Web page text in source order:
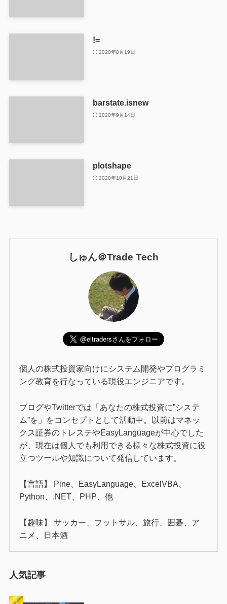
!=
2020年8月19日
barstate.isnew
2020年9月14日
plotshape
2020年10月21日
しゅん＠Trade Tech
個人の株式投資家向けにシステム開発やプログラミ
ング教育を行なっている現役エンジニアです。
ブログやTwitterでは「あなたの株式投資に”システ
ム”を」をコンセプトとして活動中。以前はマネッ
クス証券のトレステやEasyLanguageが中心でした
が、現在は個人でも利用できる様々な株式投資に役
立つツールや知識について発信しています。
【言語】 Pine、EasyLanguage、ExcelVBA、
Python、.NET、PHP、他
【趣味】 サッカー、フットサル、旅行、囲碁、ア
ニメ、日本酒
人気記事